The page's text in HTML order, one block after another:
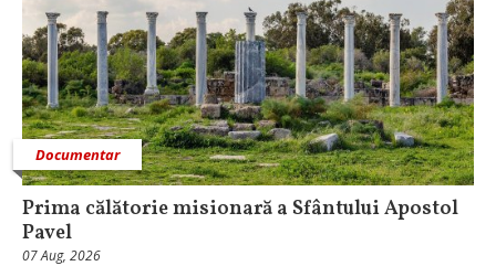
Documentar
Prima călătorie misionară a Sfântului Apostol
Pavel
07 Aug, 2026